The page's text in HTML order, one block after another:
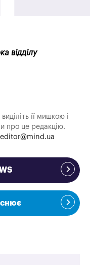
відділу
її мишкою і
про це редакцію.
editor@mind.ua